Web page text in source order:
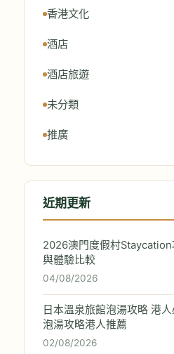
香港文化
酒店
酒店旅遊
未分類
推廣
近期更新
2026澳門度假村
與體驗比較
04/08/2026
日本溫泉旅館泡湯攻略 港
泡湯攻略港人推薦
02/08/2026